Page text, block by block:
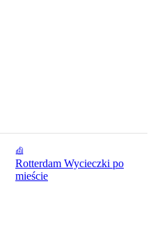
Rotterdam Wycieczki po
mieście